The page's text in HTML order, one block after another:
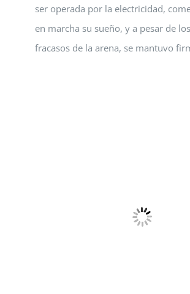
ser operada por la electricidad,
en marcha su sueño, y a pesar de
fracasos de la arena, se mantuvo